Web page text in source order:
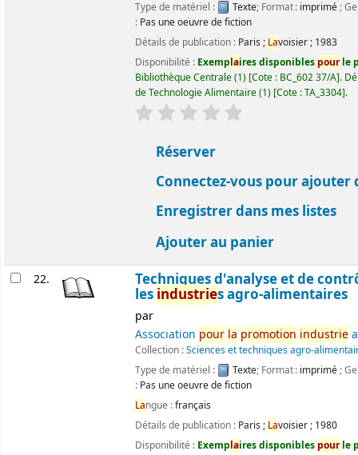
Type de matériel : Texte; Format : imprimé ;
: Pas une oeuvre de fiction
Détails de publication : Paris ; Lavoisier; 1983
Disponibilité : Exemplaires disponibles pourle
Bibliothèque Centrale(1) Cote : BC_602 37/A .
de Technologie Alimentaire(1) Cote :TA_3304 .
évaluation
Réserver
Connectez-vous pour ajouter
Enregistrer dans mes listes
Ajouter au panier
22. Techniques d'analyse et de
les industries agro-alimentaires
par
Association pour la promotion industrie
Collection :Sciences et techniques agro-
Type de matériel :
Texte; Format : imprimé;
: Pas une oeuvre de fiction
Langue :français
Détails de publication : Paris ; Lavoisier; 1980
Disponibilité : Exemplaires disponibles pourle